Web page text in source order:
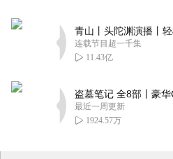
连载节目超一千集
11.43亿
最近一周更新
1924.57万